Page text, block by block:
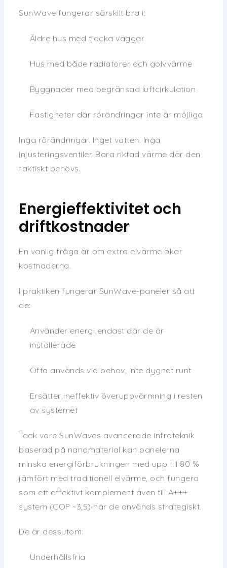
SunWave fungerar särskilt bra i:
Äldre hus med tjocka väggar
Hus med både radiatorer och golvvärme
Byggnader med begränsad luftcirkulation
Fastigheter där rörändringar inte är möjliga
Inga rörändringar. Inget vatten. Inga
injusteringsventiler. Bara riktad värme där den
faktiskt behövs.
Energieffektivitet och
driftkostnader
En vanlig fråga är om extra elvärme ökar
kostnaderna.
I praktiken fungerar SunWave-paneler så att
de:
Använder energi endast där de är
installerade
Ofta används vid behov, inte dygnet runt
Ersätter ineffektiv överuppvärmning i resten
av systemet
Tack vare SunWaves avancerade infrateknik
baserad på nanomaterial kan panelerna
minska energiförbrukningen med upp till 80 %
jämfört med traditionell elvärme, och fungera
som ett effektivt komplement även till A+++-
system (COP ~3,5) när de används strategiskt.
De är dessutom:
Underhållsfria